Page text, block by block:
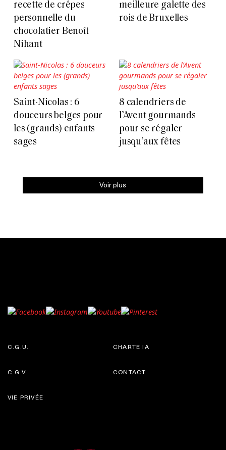
recette de crêpes
personnelle du
chocolatier Benoît
Nihant
meilleure galette des
rois de Bruxelles
Saint-Nicolas : 6
douceurs belges pour
les (grands) enfants
sages
8 calendriers de
l’Avent gourmands
pour se régaler
jusqu’aux fêtes
Voir plus
C.G.U.
C.G.V.
CHARTE IA
CONTACT
VIE PRIVÉE